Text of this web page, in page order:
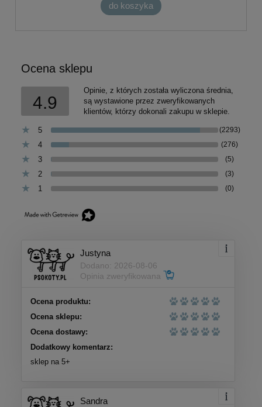
do koszyka
Ocena sklepu
4.9
Opinie, z których została wyliczona średnia,
są wystawione przez zweryfikowanych
klientów, którzy dokonali zakupu w sklepie.
5 (2293)
4 (276)
3 (5)
2 (3)
1 (0)
Justyna
Dodano: 2026-08-06
Opinia zweryfikowana
Ocena produktu:
Ocena sklepu:
Ocena dostawy:
Dodatkowy komentarz:
sklep na 5+
Sandra